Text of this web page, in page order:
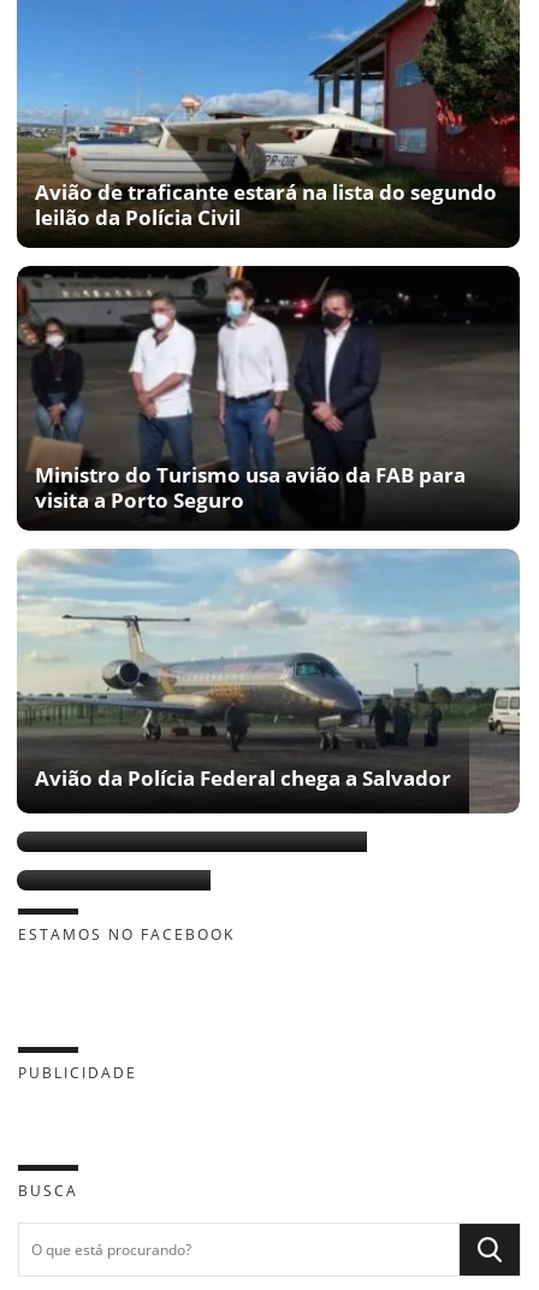
Avião de traficante estará na lista do segundo
leilão da Polícia Civil
Ministro do Turismo usa avião da FAB para
visita a Porto Seguro
Avião da Polícia Federal chega a Salvador
Bom dia. Rui já está na Europa?
Temer na Bahia
ESTAMOS NO FACEBOOK
PUBLICIDADE
BUSCA